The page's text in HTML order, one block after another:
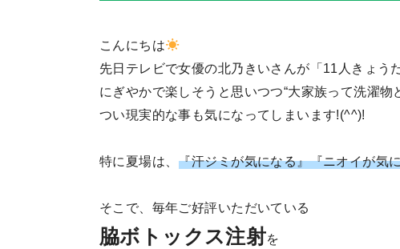
こんにちは
先日テレビで女優の北乃きいさんが「11人きょう
にぎやかで楽しそうと思いつつ“大家族って洗濯物
つい現実的な事も気になってしまいます!(^^)!
特に夏場は、 『汗ジミが気になる』『ニオイが気
そこで、毎年ご好評いただいている
脇ボトックス注射を